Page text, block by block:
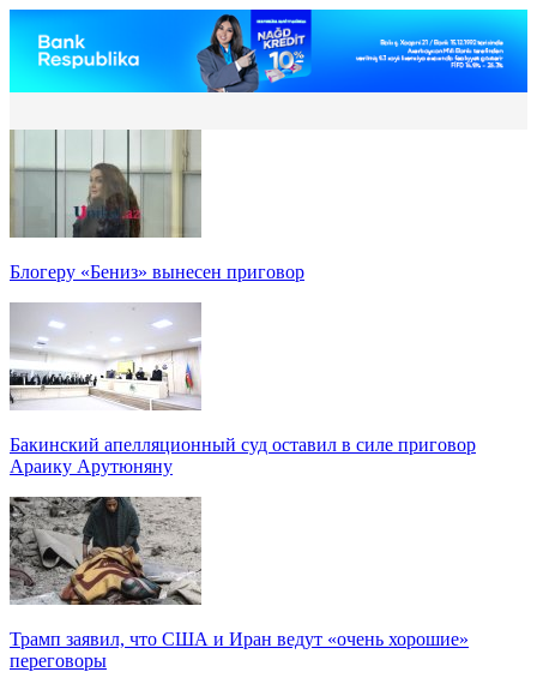
Блогеру «Бениз» вынесен приговор
Бакинский апелляционный суд оставил в силе приговор
Араику Арутюняну
Трамп заявил, что США и Иран ведут «очень хорошие»
переговоры